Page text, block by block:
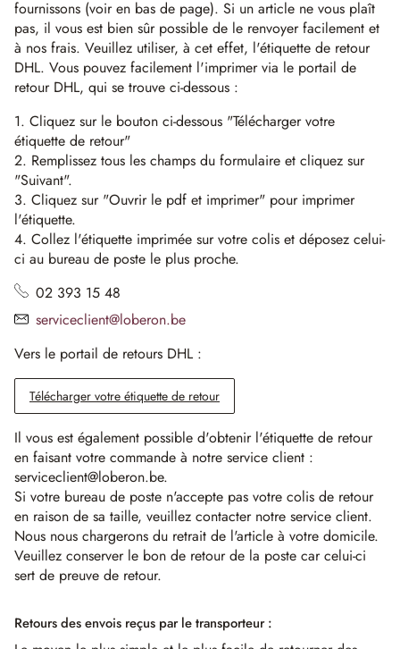
fournissons (voir en bas de page). Si un article ne vous plaît
pas, il vous est bien sûr possible de le renvoyer facilement et
à nos frais. Veuillez utiliser, à cet effet, l'étiquette de retour
DHL. Vous pouvez facilement l'imprimer via le portail de
retour DHL, qui se trouve ci-dessous :
1. Cliquez sur le bouton ci-dessous "Télécharger votre
étiquette de retour"
2. Remplissez tous les champs du formulaire et cliquez sur
"Suivant".
3. Cliquez sur "Ouvrir le pdf et imprimer" pour imprimer
l'étiquette.
4. Collez l'étiquette imprimée sur votre colis et déposez celui-
ci au bureau de poste le plus proche.
02 393 15 48
serviceclient@loberon.be
Vers le portail de retours DHL :
Télécharger votre étiquette de retour
Il vous est également possible d'obtenir l'étiquette de retour
en faisant votre commande à notre service client :
serviceclient@loberon.be.
Si votre bureau de poste n'accepte pas votre colis de retour
en raison de sa taille, veuillez contacter notre service client.
Nous nous chargerons du retrait de l'article à votre domicile.
Veuillez conserver le bon de retour de la poste car celui-ci
sert de preuve de retour.
Retours des envois reçus par le transporteur :